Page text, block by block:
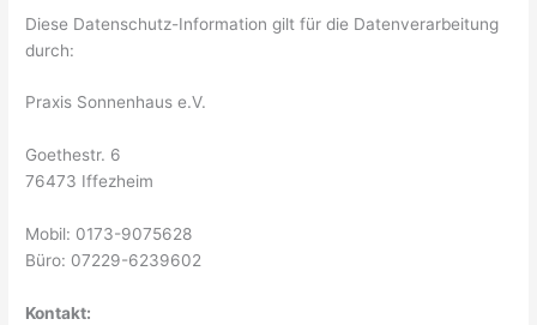
Diese Datenschutz-Information gilt für die Datenverarbeitung
durch:
Praxis Sonnenhaus e.V.
Goethestr. 6
76473 Iffezheim
Mobil: 0173-9075628
Büro: 07229-6239602
Kontakt: